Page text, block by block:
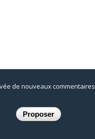
de nouveaux commentaires